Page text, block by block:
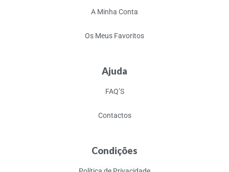
A Minha Conta
Os Meus Favoritos
Ajuda
FAQ’S
Contactos
Condições